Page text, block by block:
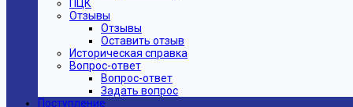
ПЦК
Отзывы
Отзывы
Оставить отзыв
Историческая справка
Вопрос-ответ
Вопрос-ответ
Задать вопрос
Поступление